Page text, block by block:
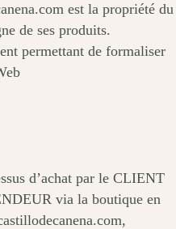
est la propriété du
de ses produits.
permettant de formaliser
d’achat par le CLIENT
via la boutique en